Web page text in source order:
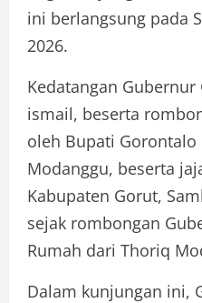
ini berlangsung pada
2026.
Kedatangan
ismail, beserta
oleh Bupati Gorontalo
Modanggu, beserta
Kabupaten Gorut,
sejak rombongan
Rumah dari Thoriq
Dalam kunjungan ini,